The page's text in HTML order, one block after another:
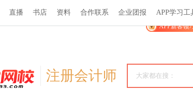
直播 书店 资料 合作联系 企业团报 APP学习工
直播 书店 资料 关于我们 帮助中心 APP学习工具
APP新客领
注册会计师